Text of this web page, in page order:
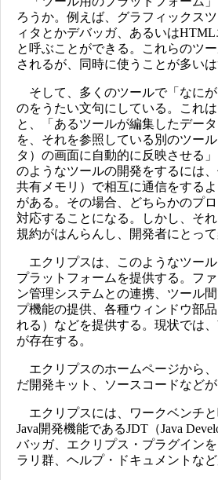
ろうか。例えば、グラフィックス
ィタとかデバッガ、あるいは
と呼ぶことができる。これらのツ
されるが、同時に使うことが多いは
そして、多くのツールで「なに
のをうたい文句にしている。これ
と、「あるツールが編集したデー
を、それを参照している別のツー
タ）の画面に自動的に反映させる
のようなツールの開発をするには
共有メモリ）で相互に通信をする
がある。その場合、どちらかのプ
対応することになる。しかし、そ
規約がはんらんし、開発者にとって
エクリプスは、このようなツー
プラットフォームを提供する。フ
ン管理システムとの連携、ツール
プ機能の提供、各種ウィンドウ部
れる）などを提供する。現状では
が存在する。
エクリプスのホームページから
だ開発キット、ソースコードなど
エクリプスには、ワークベンチと
Java開発機能であるJDT（Java
バッガ、エクリプス・プラグイン
ラリ群、ヘルプ・ドキュメントなど